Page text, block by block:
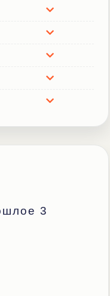
3